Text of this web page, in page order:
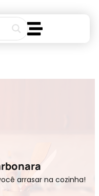
arrasar na cozinha!